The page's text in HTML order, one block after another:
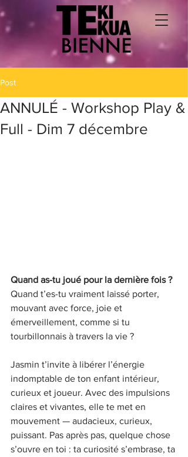
Post
ANNULÉ - Workshop Play &
Full - Dim 7 décembre
Quand as-tu joué pour la dernière fois ?
Quand t’es-tu vraiment laissé porter,
mouvant avec force, joie et
émerveillement, comme si tu
tourbillonnais à travers la vie ?
Jasmin t’invite à libérer l’énergie
indomptable de ton enfant intérieur,
curieux et joueur. Avec des impulsions
claires et vivantes, elle te met en
mouvement — audacieux, curieux,
puissant. Pas après pas, quelque chose
s’ouvre en toi : ta curiosité s’embrase, ta